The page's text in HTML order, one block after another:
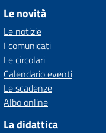
Le novità
Le notizie
I comunicati
Le circolari
Calendario eventi
Le scadenze
Albo online
La didattica